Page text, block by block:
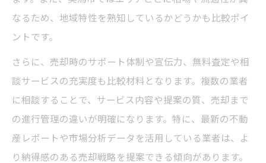
なるため、地域特性を熟知しているかどうかも比較ポイ
ントです。
さらに、売却時のサポート体制や宣伝力、無料査定や相
談サービスの充実度も比較材料となります。複数の業者
に相談することで、サービス内容や提案の質、売却まで
の進行管理の違いが明確になります。特に、最新の不動
産レポートや市場分析データを活用している業者は、よ
り納得感のある売却戦略を提案できる傾向があります。